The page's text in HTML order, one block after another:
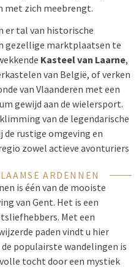
met zich meebrengt.
er tal van historische
gezellige marktplaatsen te
Kasteel van Laarne,
van België, of verken
van Vlaanderen met een
gewijd aan de wielersport.
van de legendarische
de rustige omgeving en
zowel actieve avonturiers
ARDENNEN
is één van de mooiste
van Gent. Het is een
Met een
paden vindt u hier
populairste wandelingen is
tocht door een mystiek